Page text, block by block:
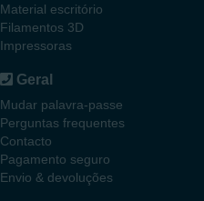
Material escritório
Filamentos 3D
Impressoras
Geral
Mudar palavra-passe
Perguntas frequentes
Contacto
Pagamento seguro
Envio & devoluções